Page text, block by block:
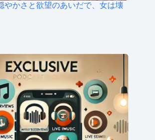
かさと欲望のあいだで、女は壊